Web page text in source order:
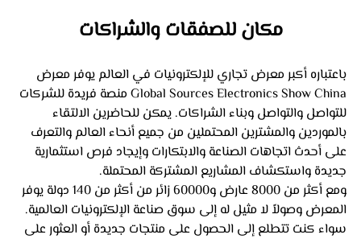
مكان للصفقات والشراكات
باعتباره أكبر معرض تجاري للإلكترونيات في العالم يوفر معرض
Global Sources Electronics Show China منصة فريدة للشركات
للتواصل والتواصل وبناء الشراكات. يمكن للحاضرين الالتقاء
بالموردين والمشترين المحتملين من جميع أنحاء العالم والتعرف
على أحدث اتجاهات الصناعة والابتكارات وإيجاد فرص استثمارية
جديدة واستكشاف المشاريع المشتركة المحتملة.
ومع أكثر من 8000 عارض و60000 زائر من أكثر من 140 دولة يوفر
المعرض وصولاً لا مثيل له إلى سوق صناعة الإلكترونيات العالمية.
سواء كنت تتطلع إلى الحصول على منتجات جديدة أو العثور على